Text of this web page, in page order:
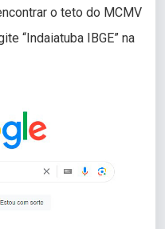
o teto do MCMV
“Indaiatuba IBGE” na